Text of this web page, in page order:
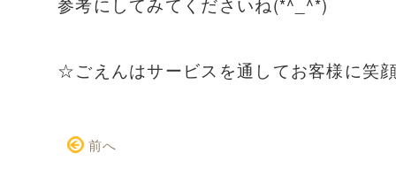
☆ごえんはサービスを通してお客様に笑
前へ